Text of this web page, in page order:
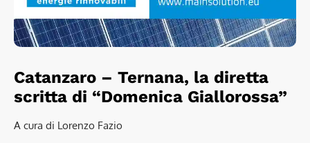
Catanzaro – Ternana, la diretta
scritta di “Domenica Giallorossa”
A cura di Lorenzo Fazio